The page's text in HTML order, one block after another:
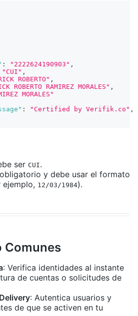
: "2222624190903" ,
"CUI" ,
ROBERTO" ,
ROBERTO RAMIREZ MORALES" ,
MORALES"
: "Certified by Verifik.co" ,
ser CUI.
y debe usar el formato
ejemplo, 12/03/1984).
Comunes
: Verifica identidades al instante
de cuentas o solicitudes de
: Autentica usuarios y
de que se activen en tu